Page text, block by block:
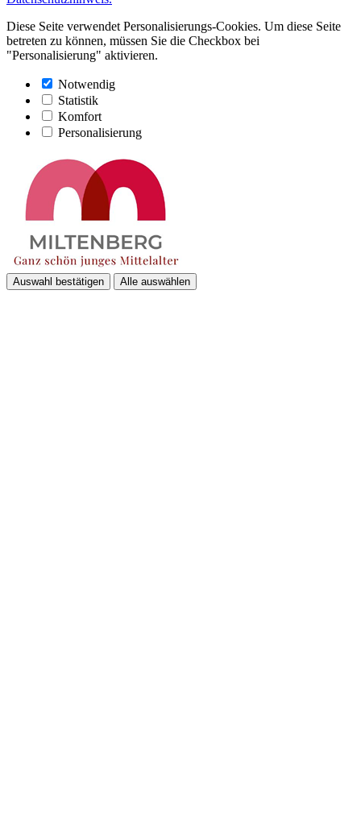
Diese Seite verwendet Personalisierungs-Cookies. Um diese Seite
betreten zu können, müssen Sie die Checkbox bei
"Personalisierung" aktivieren.
Notwendig
Statistik
Komfort
Personalisierung
Auswahl bestätigen Alle auswählen